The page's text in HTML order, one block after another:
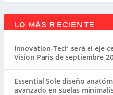
LO MÁS RECIENTE
Innovation-Tech será el eje
Vision Paris de septiembre
Essential Sole diseño
avanzado en suelas